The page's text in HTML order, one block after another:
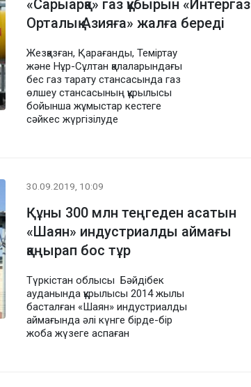
«Сарыарқа» газ құбырын «Интергаз
Орталық Азияға» жалға береді
Жезқазған, Қарағанды, Теміртау
және Нұр-Сұлтан қалаларындағы
бес газ тарату стансасында газ
өлшеу стансасының құрылысы
бойынша жұмыстар кестеге
сәйкес жүргізілуде
30.09.2019, 10:09
Құны 300 млн теңгеден асатын
«Шаян» индустриалды аймағы
қаңырап бос тұр
Түркістан облысы Бәйдібек
ауданында құрылысы 2014 жылы
басталған «Шаян» индустриалды
аймағында әлі күнге бірде-бір
жоба жүзеге аспаған